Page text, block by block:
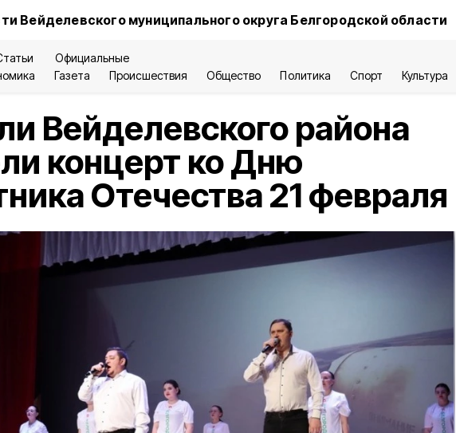
Вейделевского муниципального округа Белгородской области
Официальные
Газета Происшествия Общество Политика Спорт Культура
Вейделевского района
концерт ко Дню
Отечества 21 февраля